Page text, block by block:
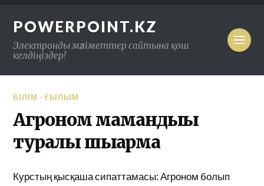
POWERPOINT.KZ
Электронды мәліметтер сайтына қош
келдіңіздер!
БІЛІМ - ҒЫЛЫМ
Агроном мамандығы
туралы шығарма
Курстың қысқаша сипаттамасы: Агроном болып